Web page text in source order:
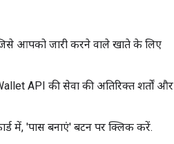
आपको जारी करने वाले खाते के लिए
API की सेवा की अतिरिक्त शर्तों और
में, 'पास बनाएं' बटन पर क्लिक करें.